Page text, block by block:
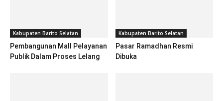
Kabupaten Barito Selatan
Pembangunan Mall Pelayanan
Publik Dalam Proses Lelang
Kabupaten Barito Selatan
Pasar Ramadhan Resmi
Dibuka